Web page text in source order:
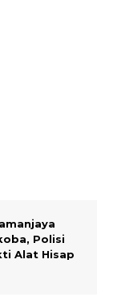
Polisi
Alat Hisap